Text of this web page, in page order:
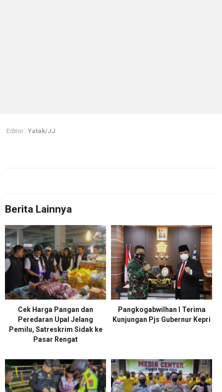
Editor : Yatak/JJ
Berita Lainnya
Cek Harga Pangan dan
Peredaran Upal Jelang
Pemilu, Satreskrim Sidak ke
Pasar Rengat
Pangkogabwilhan I Terima
Kunjungan Pjs Gubernur Kepri